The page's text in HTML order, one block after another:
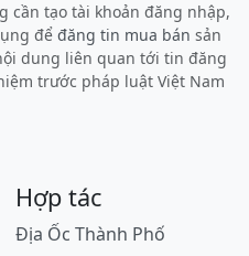
cần tạo tài khoản đăng nhập,
để đăng tin mua bán sản
dung liên quan tới tin đăng
trước pháp luật Việt Nam
Hợp tác
Địa Ốc Thành Phố